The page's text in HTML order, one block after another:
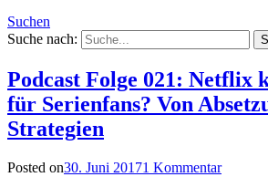
Suchen
Suche nach:
Podcast Folge 021: Netflix
für Serienfans? Von
Strategien
Posted on30. Juni 20171 Kommentar